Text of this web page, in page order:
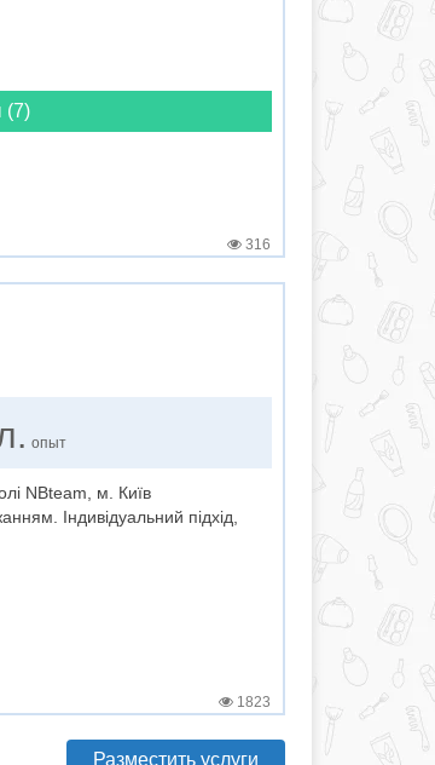
(7)
316
опыт
NBteam, м. Київ
Індивідуальний підхід,
1823
Разместить услуги